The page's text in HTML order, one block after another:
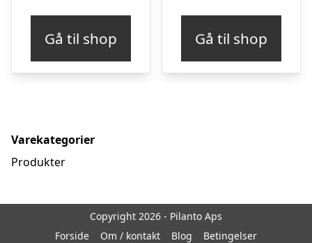
Gå til shop Gå til shop
Varekategorier
Produkter
Copyright 2026 - Pilanto Aps
Forside
Om / kontakt Blog Betingelser